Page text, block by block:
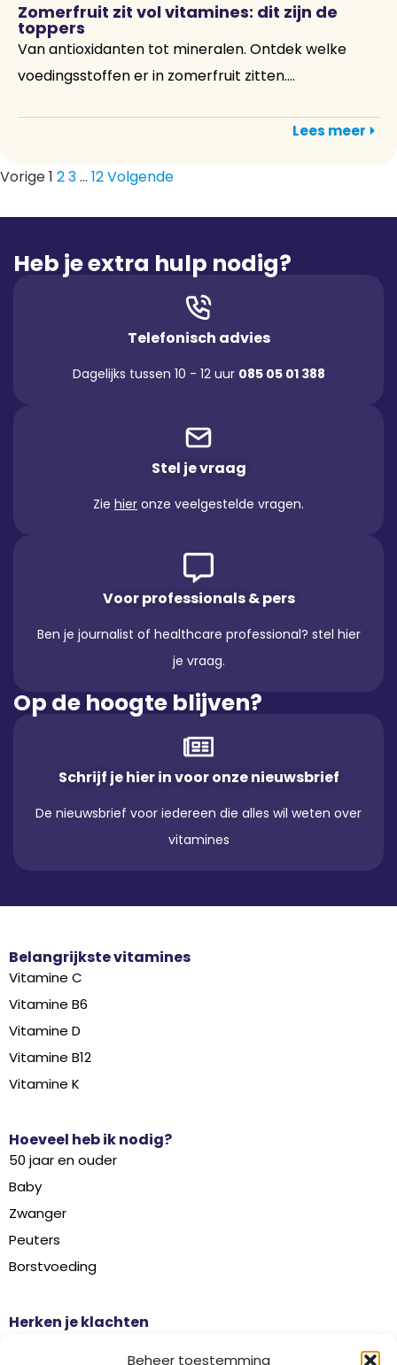
Beheer toestemming
Zomerfruit zit vol vitamines: dit zijn de
toppers
Van antioxidanten tot mineralen. Ontdek welke
voedingsstoffen er in zomerfruit zitten....
Lees meer
Vorige1 23… 12Volgende
Heb je extra hulp nodig?
Telefonisch advies
Dagelijks tussen 10 - 12 uur 085 05 01 388
Stel je vraag
Zie hier onze veelgestelde vragen.
Voor professionals & pers
Ben je journalist of healthcare professional? stel hier
je vraag.
Op de hoogte blijven?
Schrijf je hier in voor onze nieuwsbrief
De nieuwsbrief voor iedereen die alles wil weten over
vitamines
Belangrijkste vitamines
Vitamine C
Vitamine B6
Vitamine D
Vitamine B12
Vitamine K
Hoeveel heb ik nodig?
50 jaar en ouder
Baby
Zwanger
Peuters
Borstvoeding
Herken je klachten